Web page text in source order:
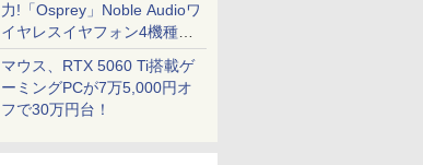
力!「Osprey」Noble Audioワ
イヤレスイヤフォン4機種を
一気に聴く
マウス、RTX 5060 Ti搭載ゲ
ーミングPCが7万5,000円オ
フで30万円台！